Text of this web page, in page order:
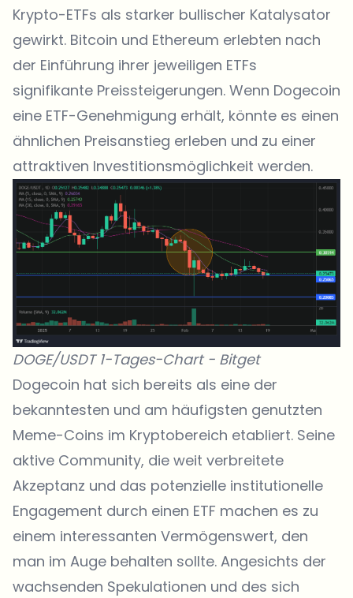
Krypto-ETFs als starker bullischer Katalysator
gewirkt. Bitcoin und Ethereum erlebten nach
der Einführung ihrer jeweiligen ETFs
signifikante Preissteigerungen. Wenn Dogecoin
eine ETF-Genehmigung erhält, könnte es einen
ähnlichen Preisanstieg erleben und zu einer
attraktiven Investitionsmöglichkeit werden.
DOGE/USDT 1-Tages-Chart - Bitget
Dogecoin hat sich bereits als eine der
bekanntesten und am häufigsten genutzten
Meme-Coins im Kryptobereich etabliert. Seine
aktive Community, die weit verbreitete
Akzeptanz und das potenzielle institutionelle
Engagement durch einen ETF machen es zu
einem interessanten Vermögenswert, den
man im Auge behalten sollte. Angesichts der
wachsenden Spekulationen und des sich